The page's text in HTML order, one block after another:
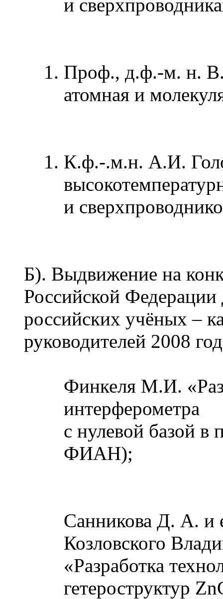
и
Проф., д.ф.-м. н.
атомная и
К.ф.-.м.н. А.И.
и
Б). Выдвижение на
Российской
российских учёных –
руководителей 2008
Финкеля М.И.
интерферометра
c нулевой базой
ФИАН);
Санникова Д. А. и
Козловского
«Разработка
гетероструктур